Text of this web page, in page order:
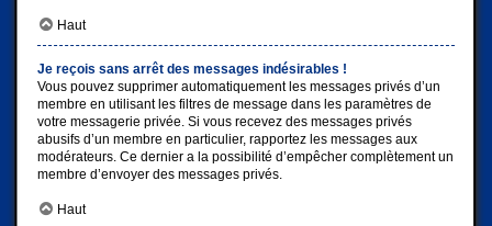
Haut
Je reçois sans arrêt des messages indésirables !
Vous pouvez supprimer automatiquement les messages privés d’un
membre en utilisant les filtres de message dans les paramètres de
votre messagerie privée. Si vous recevez des messages privés
abusifs d’un membre en particulier, rapportez les messages aux
modérateurs. Ce dernier a la possibilité d’empêcher complètement un
membre d’envoyer des messages privés.
Haut